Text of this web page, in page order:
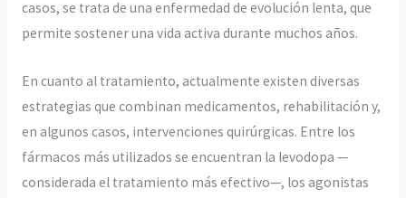
casos, se trata de una enfermedad de evolución lenta, que
permite sostener una vida activa durante muchos años.
En cuanto al tratamiento, actualmente existen diversas
estrategias que combinan medicamentos, rehabilitación y,
en algunos casos, intervenciones quirúrgicas. Entre los
fármacos más utilizados se encuentran la levodopa —
considerada el tratamiento más efectivo—, los agonistas